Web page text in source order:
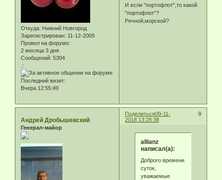
Откуда: Нижний Новгород
Зарегистрирован: 11-12-2009
Провел на форуме:
2 месяца 3 дня
Сообщений: 5304
.:
Последний визит:
Вчера 12:55:49
И если "портофлот",то какой
"портофлот"?
Речной,морской?
Поделиться 9
09-11-
2018 13:28:38
Андрей Дробышевский
Генерал-майор
allianz
написал(а):
Доброго времени
суток,
уважаемые